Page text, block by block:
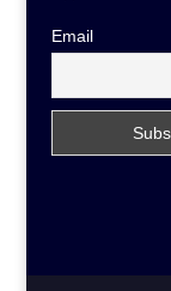
Email